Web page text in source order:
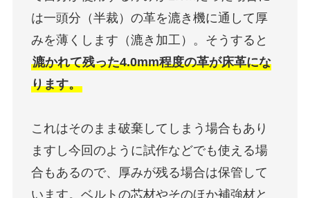
は一頭分（半裁）の革を漉き機に通して厚
みを薄くします（漉き加工）。そうすると
漉かれて残った4.0mm程度の革が床革にな
ります。
これはそのまま破棄してしまう場合もあり
ますし今回のように試作などでも使える場
合もあるので、厚みが残る場合は保管して
います。ベルトの芯材やそのほか補強材と